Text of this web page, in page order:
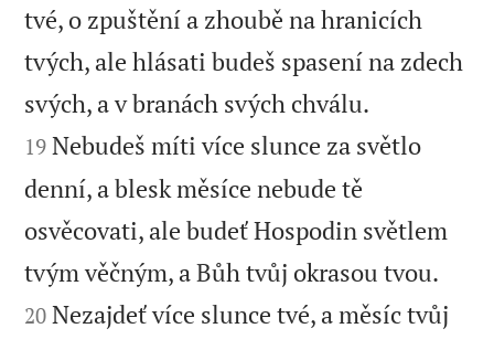
tvé, o zpuštění a zhoubě na hranicích
tvých, ale hlásati budeš spasení na zdech
svých, a v branách svých chválu.
19 Nebudeš míti více slunce za světlo
denní, a blesk měsíce nebude tě
osvěcovati, ale budeť Hospodin světlem
tvým věčným, a Bůh tvůj okrasou tvou.
20 Nezajdeť více slunce tvé, a měsíc tvůj